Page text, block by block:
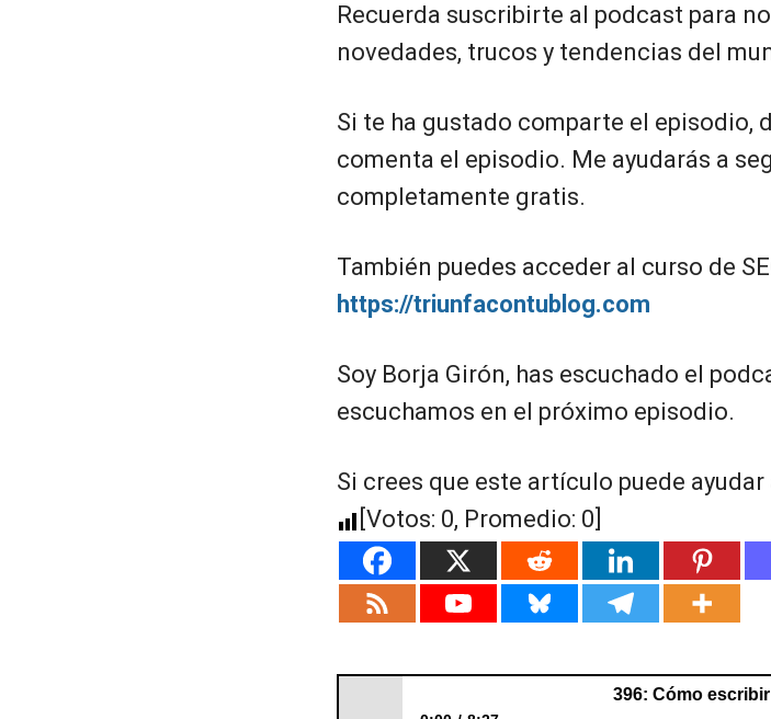
Recuerda suscribirte al podcast para
novedades, trucos y tendencias del
Si te ha gustado comparte el episodio,
comenta el episodio. Me ayudarás a
completamente gratis.
También puedes acceder al curso de
https://triunfacontublog.com
Soy Borja Girón, has escuchado el
escuchamos en el próximo episodio.
Si crees que este artículo puede
[Votos: 0, Promedio: 0
396: Cómo escribir